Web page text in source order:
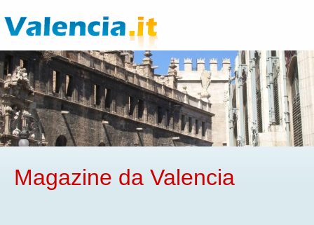
Magazine da Valencia